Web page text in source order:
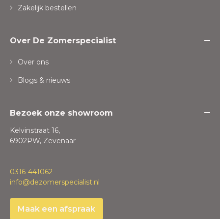
Zakelijk bestellen
Over De Zomerspecialist
Over ons
Blogs & nieuws
Bezoek onze showroom
Kelvinstraat 16,
6902PW, Zevenaar
0316-441062
info@dezomerspecialist.nl
Maak een afspraak